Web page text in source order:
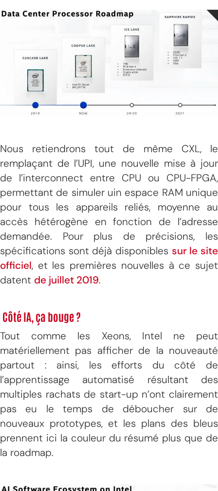
Nous retiendrons tout de même CXL, le
remplaçant de l’UPI, une nouvelle mise à jour
de l’interconnect entre CPU ou CPU-FPGA,
permettant de simuler uin espace RAM unique
pour tous les appareils reliés, moyenne au
accès hétérogène en fonction de l’adresse
demandée. Pour plus de précisions, les
spécifications sont déjà disponibles sur le site
officiel, et les premières nouvelles à ce sujet
datent de juillet 2019.
Côté IA, ça bouge ?
Tout comme les Xeons, Intel ne peut
matériellement pas afficher de la nouveauté
partout : ainsi, les efforts du côté de
l’apprentissage automatisé résultant des
multiples rachats de start-up n’ont clairement
pas eu le temps de déboucher sur de
nouveaux prototypes, et les plans des bleus
prennent ici la couleur du résumé plus que de
la roadmap.